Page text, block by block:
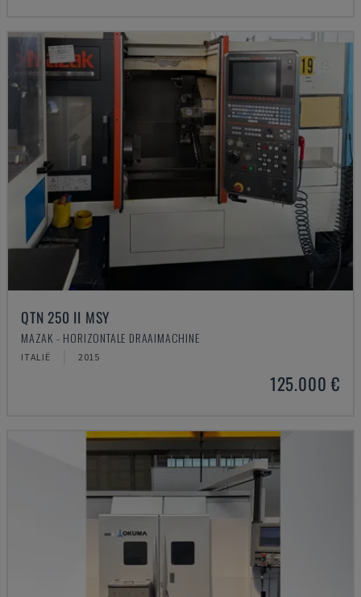
QTN 250 II MSY
MAZAK - HORIZONTALE DRAAIMACHINE
ITALIË 2015
125.000 €